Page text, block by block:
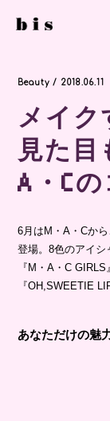
Beauty / 2018.06.11
メイ
見た目
A・C
6月はM・A・Cか
登場。8色のアイシ
『M・A・C
『OH,SWEETIE
あなただけの魅